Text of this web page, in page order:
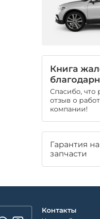
Книга
Спасибо, что
отзыв о
компании!
Гарантия
запчасти
Контакты